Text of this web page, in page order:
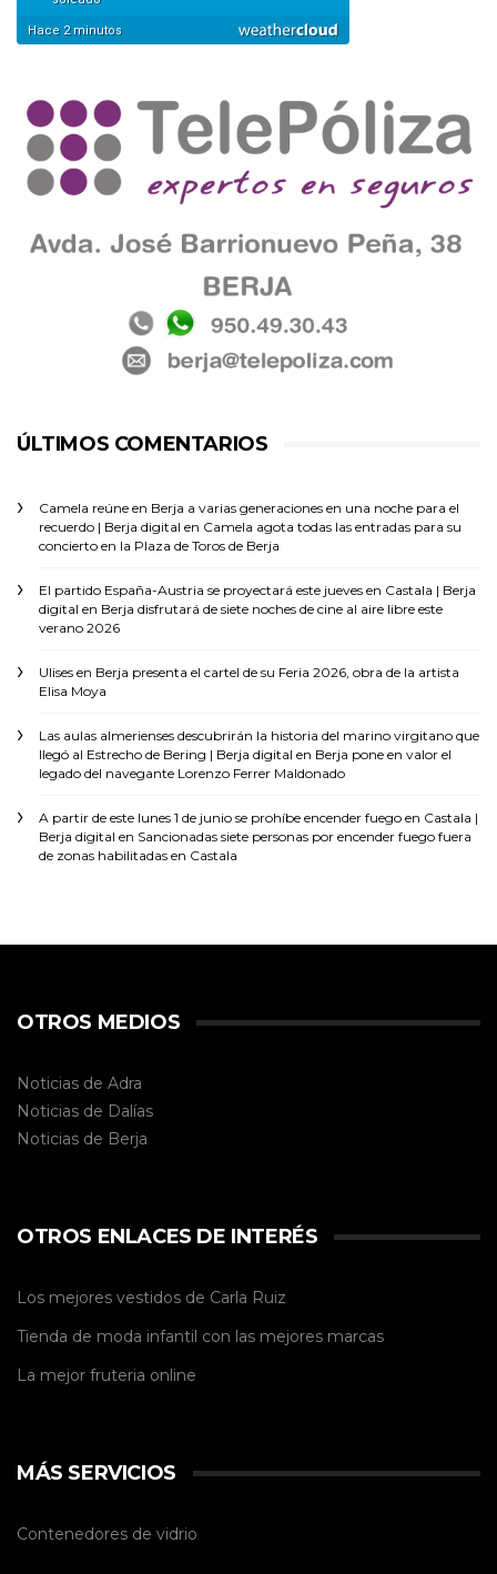
ÚLTIMOS COMENTARIOS
Camela reúne en Berja a varias generaciones en una noche para el
recuerdo | Berja digital en Camela agota todas las entradas para su
concierto en la Plaza de Toros de Berja
El partido España-Austria se proyectará este jueves en Castala | Berja
digital en Berja disfrutará de siete noches de cine al aire libre este
verano 2026
Ulises en Berja presenta el cartel de su Feria 2026, obra de la artista
Elisa Moya
Las aulas almerienses descubrirán la historia del marino virgitano que
llegó al Estrecho de Bering | Berja digital en Berja pone en valor el
legado del navegante Lorenzo Ferrer Maldonado
A partir de este lunes 1 de junio se prohíbe encender fuego en Castala |
Berja digital en Sancionadas siete personas por encender fuego fuera
de zonas habilitadas en Castala
OTROS MEDIOS
Noticias de Adra
Noticias de Dalías
Noticias de Berja
OTROS ENLACES DE INTERÉS
Los mejores vestidos de Carla Ruiz
Tienda de moda infantil con las mejores marcas
La mejor fruteria online
MÁS SERVICIOS
Contenedores de vidrio